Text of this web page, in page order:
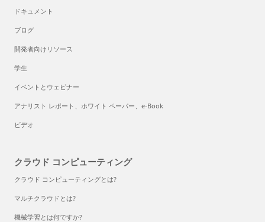
ドキュメント
ブログ
開発者向けリソース
学生
イベントとウェビナー
アナリスト レポート、ホワイト ペーパー、e-Book
ビデオ
クラウド コンピューティング
クラウド コンピューティングとは?
マルチクラウドとは?
機械学習とは何ですか?